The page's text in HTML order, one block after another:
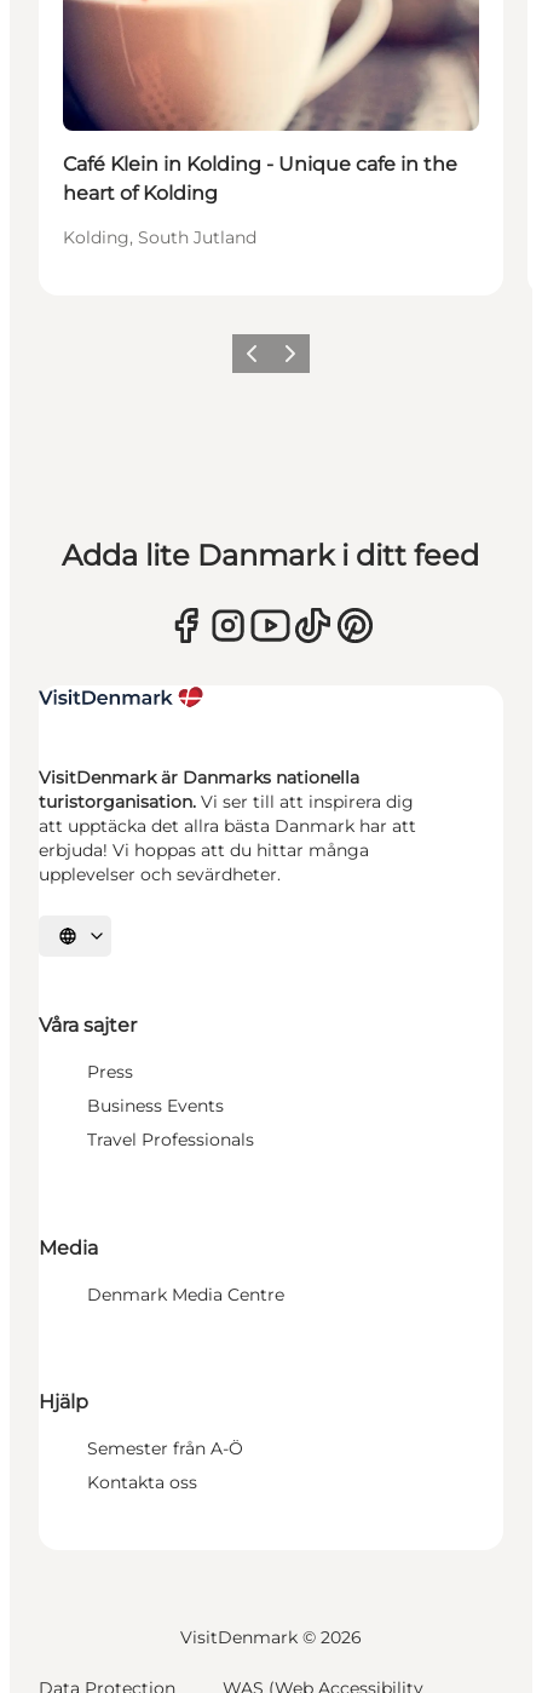
Café Klein in Kolding - Unique cafe in the
heart of Kolding
Kolding, South Jutland
Föregående
Nästa
Adda lite Danmark i ditt feed
VisitDenmark är Danmarks nationella
turistorganisation. Vi ser till att inspirera dig
att upptäcka det allra bästa Danmark har att
erbjuda! Vi hoppas att du hittar många
upplevelser och sevärdheter.
Välj språk
Våra sajter
Press
Business Events
Travel Professionals
Media
Denmark Media Centre
Hjälp
Semester från A-Ö
Kontakta oss
VisitDenmark © 2026
Data Protection WAS (Web Accessibility